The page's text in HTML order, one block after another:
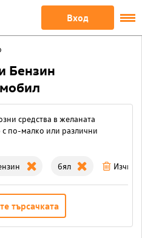
Вход
Бензин
средства в желаната
по-малко или различни
бял
търсачката